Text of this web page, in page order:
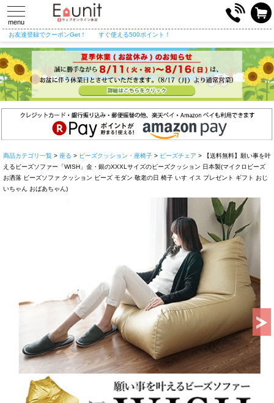
toggle
navigation
menu
お友達登録でクーポンGet！ すぐ使える500ポイント！
商品カテゴリ一覧 > 座る > ビーズクッション・座椅子 > ビーズチェア > 【送料無料】願い事を叶
えるビーズソファー「WISH」金・銀のXXXLサイズのビーズクッション 日本製(マイクロビーズ
お洒落 ビーズソファ クッション ビーズ モダン 敬老の日 椅子 いす イス プレゼント ギフト おじ
いちゃん おばあちゃん)